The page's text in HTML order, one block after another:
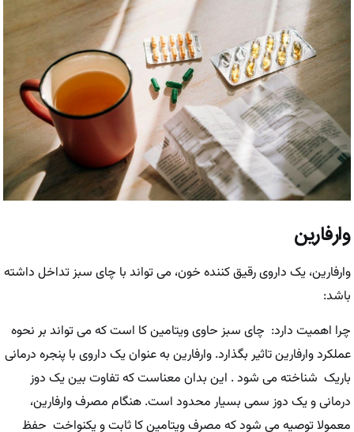
وارفارین
وارفارین، یک داروی رقیق کننده خون، می تواند با چای سبز تداخل داشته
باشد:
چرا اهمیت دارد: چای سبز حاوی ویتامین کا است که می تواند بر نحوه
عملکرد وارفارین تاثیر بگذارد. وارفارین به عنوان یک داروی با پنجره درمانی
باریک شناخته می شود . این بدان معناست که تفاوت بین یک دوز
درمانی و یک دوز سمی بسیار محدود است. هنگام مصرف وارفارین،
معمولا توصیه می شود که مصرف ویتامین کا ثابت و یکنواخت حفظ